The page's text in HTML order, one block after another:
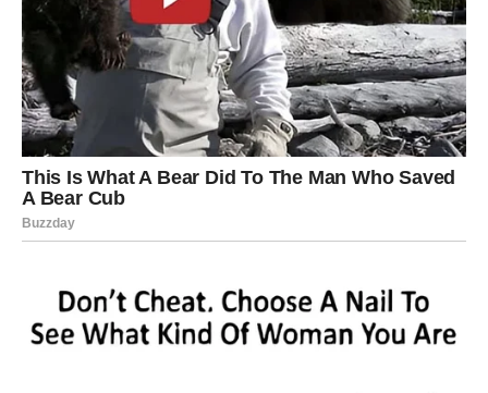
Važne napomene:
Tokom konzumacije ovog napitka, obavezno unosite
dovoljno vode kako biste ostali hidrirani.
Osobe sa problemima s bubrezima ili jetrom trebalo bi
da izbegavaju ovaj čaj.